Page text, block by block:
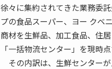
徐々に集約されてきた業務委
プの食品スーパー、ヨー クベ
商材を生鮮品、加工食品、住
「一括物流センター」を現時
その内訳は、生鮮センター